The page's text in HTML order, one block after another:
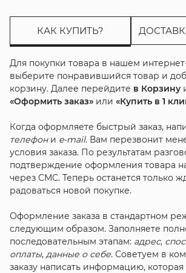
КАК КУПИТЬ?
Для покупки товара в нашем
выберите понравившийся товар и
корзину. Далее перейдите в Корзину
«Оформить заказ»или «Купить в 1
Когда оформляете быстрый заказ,
телефони e-mail. Вам перезвонит
условия заказа. По результатам
подтверждение оформления товара
через СМС. Теперь останется только
радоваться новой покупке.
Оформление заказа в стандартном
следующим образом. Заполняете
последовательным этапам: адрес,
оплаты, данные о себе. Советуем в
заказу написать информацию,